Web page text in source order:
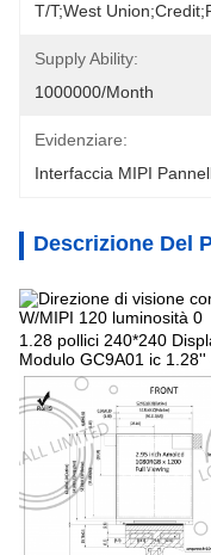
T/T;West
Supply Ability:
1000000/month
Evidenziare:
Interfaccia MIPI
Descrizione Del
1.28 pollici 240*240
Modulo GC9A01 ic 1.28''